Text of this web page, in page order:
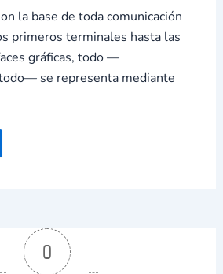
la base de toda comunicación
primeros terminales hasta las
gráficas, todo —
se representa mediante
0